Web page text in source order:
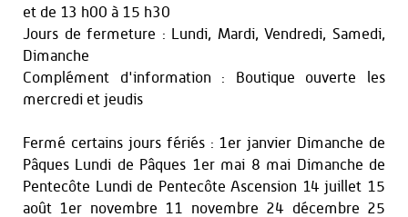
et de 13 h00 à 15 h30
Jours de fermeture : Lundi, Mardi, Vendredi, Samedi,
Dimanche
Complément d'information : Boutique ouverte les
mercredi et jeudis
Fermé certains jours fériés : 1er janvier Dimanche de
Pâques Lundi de Pâques 1er mai 8 mai Dimanche de
Pentecôte Lundi de Pentecôte Ascension 14 juillet 15
août 1er novembre 11 novembre 24 décembre 25